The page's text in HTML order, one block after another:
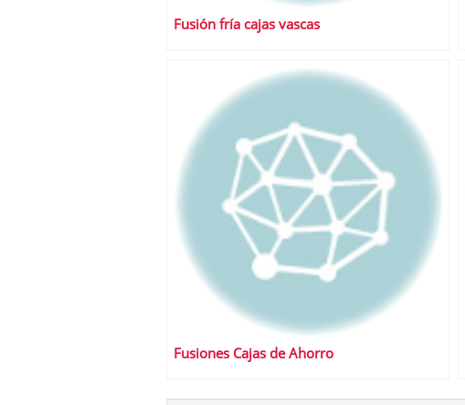
Fusión fría cajas vascas
Fusiones Cajas de Ahorro